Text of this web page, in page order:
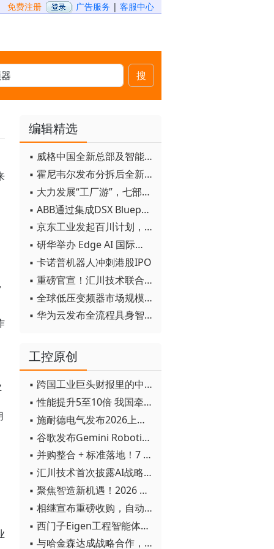
免费注册 广告服务 | 客服中心
搜
编辑精选
▪ 威格中国全新总部及智能工厂启用
▪ 霍尼韦尔发布分拆后全新品牌：霍尼韦尔科技与霍尼韦尔航空航天
▪ 大力发展“工厂游”，七部门联合发文！
▪ ABB通过集成DSX Blueprint AI基础设施，扩大与英伟达的合作
▪ 京东工业发起百川计划， 构建工业大模型新生态
▪ 研华举办 Edge AI 国际论坛
▪ 卡诺普机器人冲刺港股IPO
▪ 重磅官宣！汇川技术联合发起 D12 联盟，开创产教融合新范式
▪ 全球低压变频器市场规模2030年将超170亿美元
▪ 华为云发布全流程具身智能开发平台CloudRobo
工控原创
▪ 跨国工业巨头财报里的中国成绩单
▪ 性能提升5至10倍 我国牵头制定的WiTSnet工业以太网国际标准正式发布
▪ 施耐德电气发布2026上半年可持续发展成绩单 "Impact 2030"路线图开局稳健
▪ 谷歌发布Gemini Robotics 2模型 实现人形机器人全身智能控制突破
▪ 并购整合 + 标准落地！7 月工业自动化产业动态速递
▪ 汇川技术首次披露AI战略进展：从两个方面推动“AI业务化”落地
▪ 聚焦智造新机遇！2026 青岛数字化及智能制造技术论坛圆满落幕
▪ 相继宣布重磅收购，自动化巨头新一轮并购潮剑指何方？
▪ 西门子Eigen工程智能体落地中国，工业AI跨越物理世界“确定性”拐点
▪ 与哈金森达成战略合作，乐聚机器人何以持续获得工业巨头青睐？